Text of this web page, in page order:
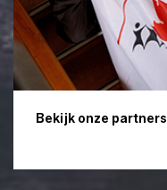
Bekijk onze partners